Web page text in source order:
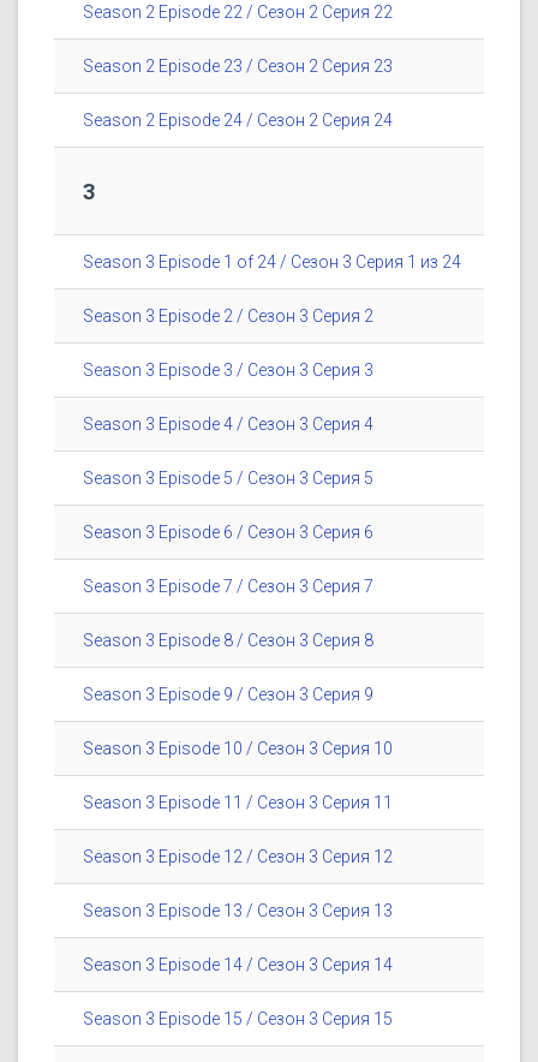
Season 2 Episode 22 / Сезон 2 Серия 22
Season 2 Episode 23 / Сезон 2 Серия 23
Season 2 Episode 24 / Сезон 2 Серия 24
3
Season 3 Episode 1 of 24 / Сезон 3 Серия 1 из 24
Season 3 Episode 2 / Сезон 3 Серия 2
Season 3 Episode 3 / Сезон 3 Серия 3
Season 3 Episode 4 / Сезон 3 Серия 4
Season 3 Episode 5 / Сезон 3 Серия 5
Season 3 Episode 6 / Сезон 3 Серия 6
Season 3 Episode 7 / Сезон 3 Серия 7
Season 3 Episode 8 / Сезон 3 Серия 8
Season 3 Episode 9 / Сезон 3 Серия 9
Season 3 Episode 10 / Сезон 3 Серия 10
Season 3 Episode 11 / Сезон 3 Серия 11
Season 3 Episode 12 / Сезон 3 Серия 12
Season 3 Episode 13 / Сезон 3 Серия 13
Season 3 Episode 14 / Сезон 3 Серия 14
Season 3 Episode 15 / Сезон 3 Серия 15